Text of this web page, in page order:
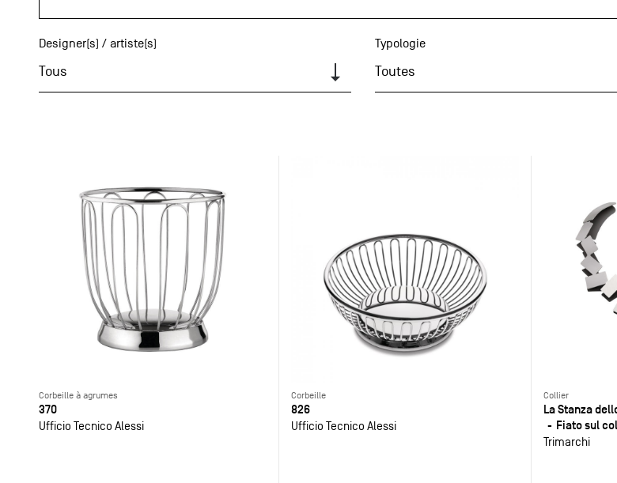
Designer(s) / artiste(s)
Tous
Typologie
Toutes
Corbeille à agrumes
370
Ufficio Tecnico Alessi
Corbeille
826
Ufficio Tecnico Alessi
Collier
La Stanza
Fiato sul
Trimarchi